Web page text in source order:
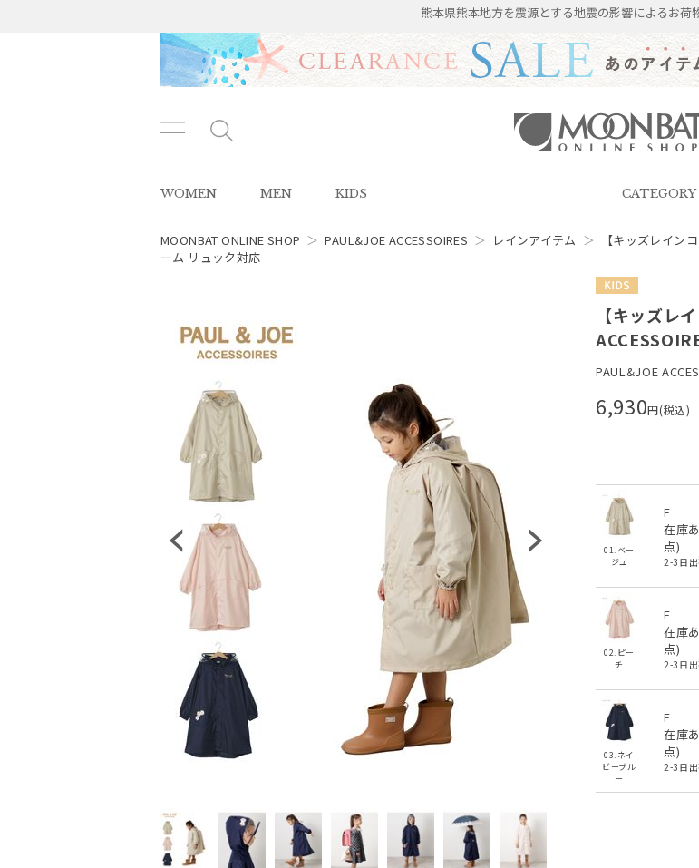
熊本県熊本地方を震源とする地震の影響によるお荷
ン
ュ
ー
タ
ン
SHOP（ムーンバットオンラインシ
WOMEN MEN KIDS CATEGORY
MOONBAT ONLINE SHOP ＞PAUL&JOE ACCESSOIRES ＞ レインアイテム ＞
【キッズレイン
ーム リュック対応
【キッズレ
PAUL&JOE
6,930円(税込)
01.ベー
ジュ
F
在庫
点)
2-3日
02.ピー
チ
F
在庫
点)
2-3日
03.ネイ
ビーブル
ー
F
在庫
点)
2-3日